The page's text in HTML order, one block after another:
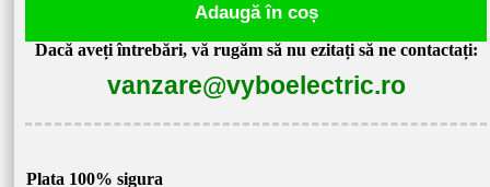
870
6
Adaugă în coș
Dacă aveți întrebări, vă rugăm să nu ezitați să ne contactați:
vanzare@vyboelectric.ro
Plata 100% sigura